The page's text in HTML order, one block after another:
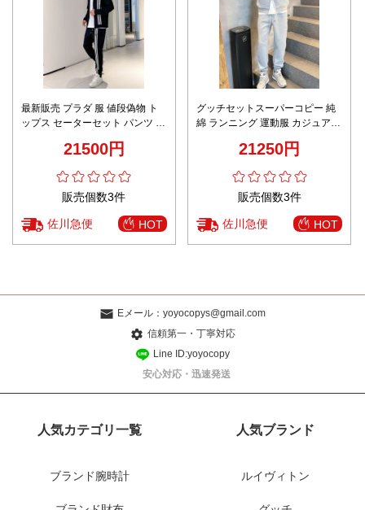
最新販売 プラダ 服 値段偽物 ト
ップス セーターセット パンツ 柔
ト ブラック21500円
販売個数3件
佐川急便 HOT
グッチセットスーパーコピー 純
綿 ランニング 運動服 カジュアル
21250円
販売個数3件
佐川急便 HOT
Eメール： yoyocopys@gmail.com
信頼第一・丁寧対応
Line ID:yoyocopy
安心対応・迅速発送
人気カテゴリ一覧
ブランド腕時計
人気ブランド
ルイヴィトン